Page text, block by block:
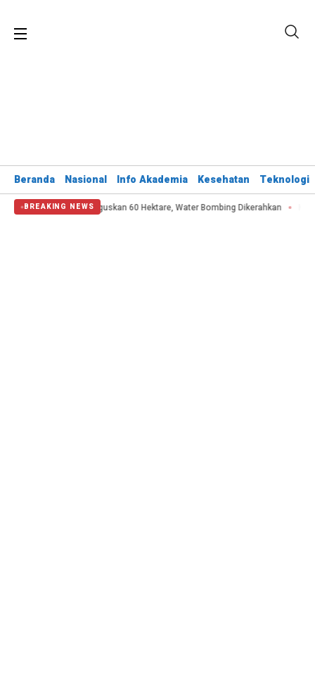
Beranda Nasional Info Akademia Kesehatan Teknologi
BREAKING NEWS
Hanguskan 60 Hektare, Water Bombing Dikerahkan Kemenhub